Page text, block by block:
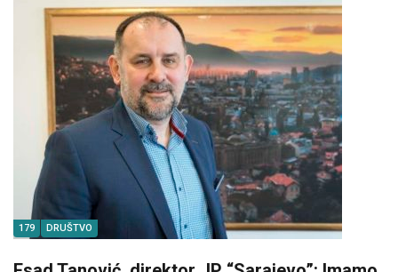
179 DRUŠTVO